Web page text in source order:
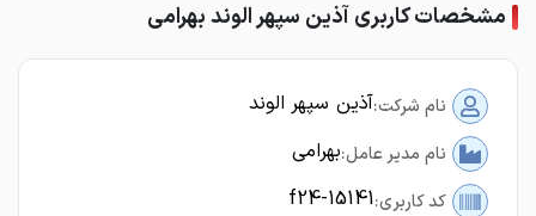
مشخصات کاربری آذین سپهر الوند بهرامی
نام شرکت:آذین سپهر الوند
نام مدیر عامل:بهرامی
کد کاربری:f24-15141